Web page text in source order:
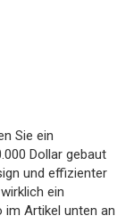
Sie ein
Dollar gebaut
und effizienter
ein
im Artikel unten an